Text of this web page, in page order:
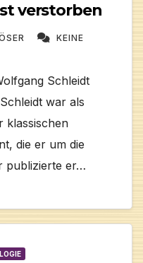
verstorben
KEINE
Schleidt
war als
klassischen
die er um die
publizierte er…